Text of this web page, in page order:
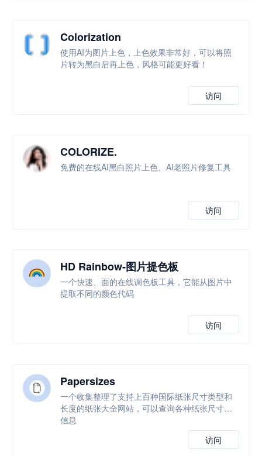
Colorization
使用AI为图片上色，上色效果非常好，可以将照
片转为黑白后再上色，风格可能更好看！
访问
COLORIZE.
免费的在线AI黑白照片上色、AI老照片修复工具
访问
HD Rainbow-图片提色板
一个快速、面的在线调色板工具，它能从图片中
提取不同的颜色代码
访问
Papersizes
一个收集整理了支持上百种国际纸张尺寸类型和
长度的纸张大全网站，可以查询各种纸张尺寸等
信息
访问